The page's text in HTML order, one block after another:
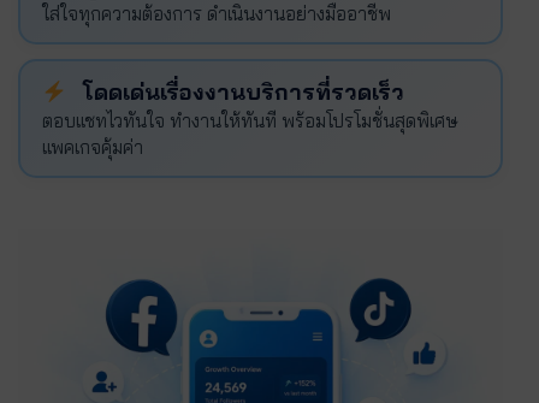
ใส่ใจทุกความต้องการ ดำเนินงานอย่างมืออาชีพ
โดดเด่นเรื่องงานบริการที่รวดเร็ว
ตอบแชทไวทันใจ ทำงานให้ทันที พร้อมโปรโมชั่นสุดพิเศษ
แพคเกจคุ้มค่า